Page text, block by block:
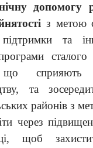
допомогу
з метою
підтримки та
сталого
що сприяють
та
районів з
через
щоб